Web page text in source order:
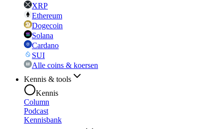
XRP
Ethereum
Dogecoin
Solana
Cardano
SUI
Alle coins & koersen
Kennis & tools
Kennis
Column
Podcast
Kennisbank